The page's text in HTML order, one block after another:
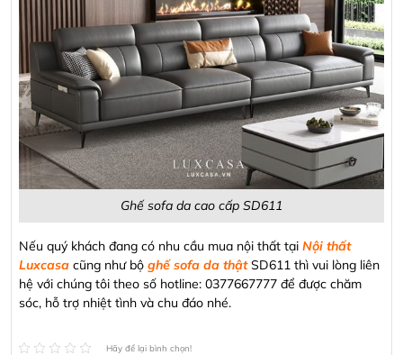
Ghế sofa da cao cấp SD611
Nếu quý khách đang có nhu cầu mua nội thất tại Nội thất
Luxcasa cũng như bộ ghế sofa da thậtSD611 thì vui lòng liên
hệ với chúng tôi theo số hotline: 0377667777 để được chăm
sóc, hỗ trợ nhiệt tình và chu đáo nhé.
Hãy để lại bình chọn!